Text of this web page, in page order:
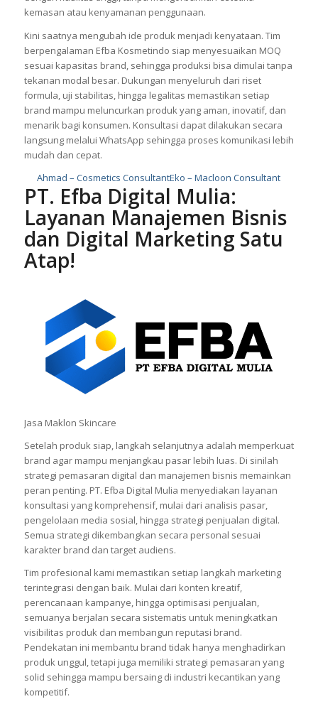
kemasan atau kenyamanan penggunaan.
Kini saatnya mengubah ide produk menjadi kenyataan. Tim
berpengalaman Efba Kosmetindo siap menyesuaikan MOQ
sesuai kapasitas brand, sehingga produksi bisa dimulai tanpa
tekanan modal besar. Dukungan menyeluruh dari riset
formula, uji stabilitas, hingga legalitas memastikan setiap
brand mampu meluncurkan produk yang aman, inovatif, dan
menarik bagi konsumen. Konsultasi dapat dilakukan secara
langsung melalui WhatsApp sehingga proses komunikasi lebih
mudah dan cepat.
Ahmad – Cosmetics ConsultantEko – Macloon Consultant
PT. Efba Digital Mulia:
Layanan Manajemen Bisnis
dan Digital Marketing Satu
Atap!
Jasa Maklon Skincare
Setelah produk siap, langkah selanjutnya adalah memperkuat
brand agar mampu menjangkau pasar lebih luas. Di sinilah
strategi pemasaran digital dan manajemen bisnis memainkan
peran penting. PT. Efba Digital Mulia menyediakan layanan
konsultasi yang komprehensif, mulai dari analisis pasar,
pengelolaan media sosial, hingga strategi penjualan digital.
Semua strategi dikembangkan secara personal sesuai
karakter brand dan target audiens.
Tim profesional kami memastikan setiap langkah marketing
terintegrasi dengan baik. Mulai dari konten kreatif,
perencanaan kampanye, hingga optimisasi penjualan,
semuanya berjalan secara sistematis untuk meningkatkan
visibilitas produk dan membangun reputasi brand.
Pendekatan ini membantu brand tidak hanya menghadirkan
produk unggul, tetapi juga memiliki strategi pemasaran yang
solid sehingga mampu bersaing di industri kecantikan yang
kompetitif.